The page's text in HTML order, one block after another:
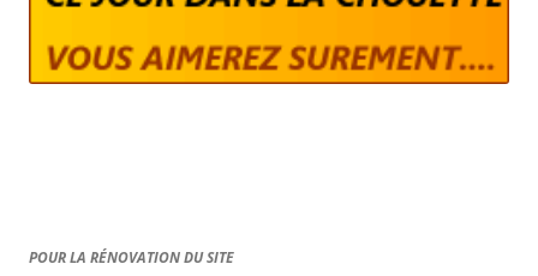
POUR LA RÉNOVATION DU SITE